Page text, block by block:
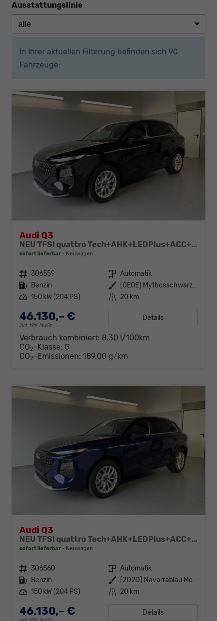
Ausstattungslinie
In Ihrer aktuellen Filterung befinden sich 90
Fahrzeuge:
Audi Q3
NEU TFSI quattro Tech+AHK+LEDPlus+ACC+Kamera+Alu18+Volllack
sofort lieferbar Neuwagen
Fahrzeugnr. 306559 Getriebe Automatik
Kraftstoff Benzin Außenfarbe
[0E0E] Mythosschwarz Metallic
Leistung 150 kW (204 PS) Kilometerstand 20 km
46.130,– €
incl. 19% MwSt.
Details
Verbrauch kombiniert: 8,30 l/100km
CO2-Klasse: G
CO2-Emissionen: 189,00 g/km
Audi Q3
NEU TFSI quattro Tech+AHK+LEDPlus+ACC+Kamera+Alu18+Volllack
sofort lieferbar Neuwagen
Fahrzeugnr. 306560 Getriebe Automatik
Kraftstoff Benzin Außenfarbe
[2D2D] Navarrablau Metallic
Leistung 150 kW (204 PS) Kilometerstand 20 km
46.130,– € Details